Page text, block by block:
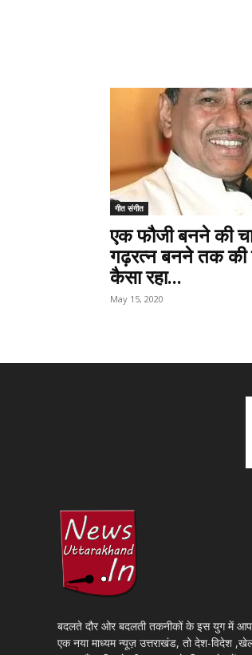
गीत संगीत
एक फौजी बनने की
गढ़रत्न बनने तक की
कैसा रहा...
May 15, 2020
बदलते दौर ओर बदलती तकनीकों के इस युग में
एक नया माध्यम न्यूज़ उत्तराखंड, तो देश-विदेश